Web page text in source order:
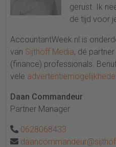
gerust. Ik
de tijd voor
AccountantWeek.nl is
van Sijthoff Media, dé
(finance) professionals.
vele
Daan Commandeur
Partner Manager
0628068433